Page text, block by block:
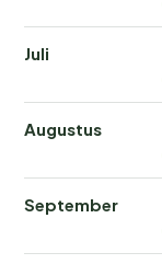
Juli
Augustus
September